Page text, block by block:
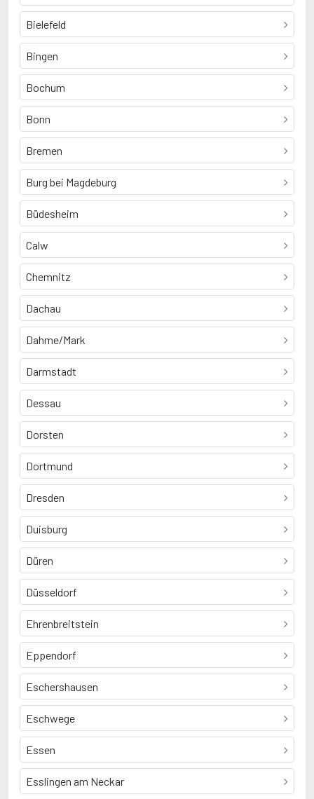
Bielefeld
Bingen
Bochum
Bonn
Bremen
Burg bei Magdeburg
Büdesheim
Calw
Chemnitz
Dachau
Dahme/Mark
Darmstadt
Dessau
Dorsten
Dortmund
Dresden
Duisburg
Düren
Düsseldorf
Ehrenbreitstein
Eppendorf
Eschershausen
Eschwege
Essen
Esslingen am Neckar